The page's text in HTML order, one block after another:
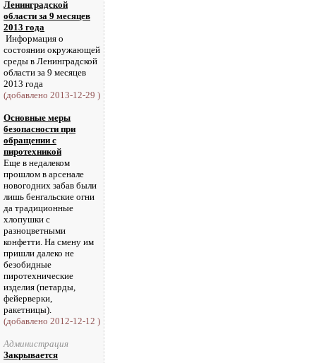
Ленинградской
области за 9 месяцев
2013 года
Информация о
состоянии окружающей
среды в Ленинградской
области за 9 месяцев
2013 года
(добавлено 2013-12-29 )
Основные меры
безопасности при
обращении с
пиротехникой
Еще в недалеком
прошлом в арсенале
новогодних забав были
лишь бенгальские огни
да традиционные
хлопушки с
разноцветными
конфетти. На смену им
пришли далеко не
безобидные
пиротехнические
изделия (петарды,
фейерверки,
ракетницы).
(добавлено 2012-12-12 )
Администрация
Закрывается